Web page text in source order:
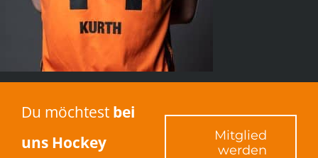
Du möchtest bei
uns Hockey
Mitglied
werden